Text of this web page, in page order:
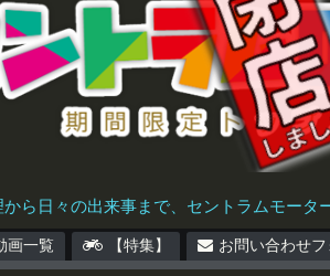
ら日々の出来事まで、セントラムモータ
画一覧 【特集】 お問い合わせフ